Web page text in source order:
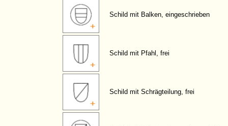
Schild mit Balken, eingeschrieben
Schild mit Pfahl, frei
Schild mit Schrägteilung, frei